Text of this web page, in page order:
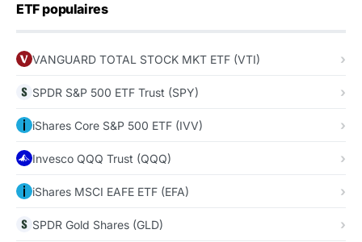
ETF populaires
VANGUARD TOTAL STOCK MKT ETF (VTI)
SPDR S&P 500 ETF Trust (SPY)
iShares Core S&P 500 ETF (IVV)
Invesco QQQ Trust (QQQ)
iShares MSCI EAFE ETF (EFA)
SPDR Gold Shares (GLD)